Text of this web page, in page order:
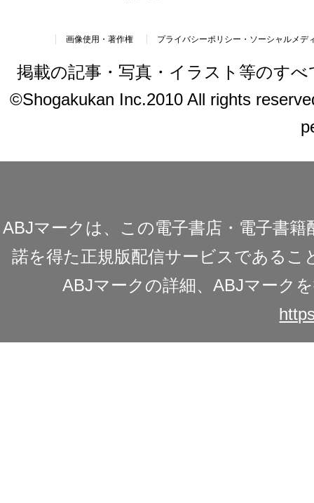
画像使用・著作権 プライバシーポリシー・ソーシャルメデ
掲載の記事・写真・イラスト等のす
©Shogakukan Inc.2010 All rights
ABJマークは、この電子書店・電子書
諾を得た正規版配信サービスであるこ
ABJマークの詳細、ABJマーク